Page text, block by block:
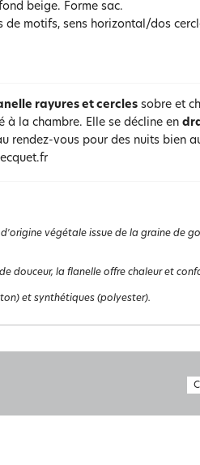
beige. Forme sac.
motifs, sens horizontal/dos
rayures et cercles sobre et
à la chambre. Elle se décline en
rendez-vous pour des nuits bien
végétale issue de la graine de
douceur, la flanelle offre chaleur et
et synthétiques (polyester).